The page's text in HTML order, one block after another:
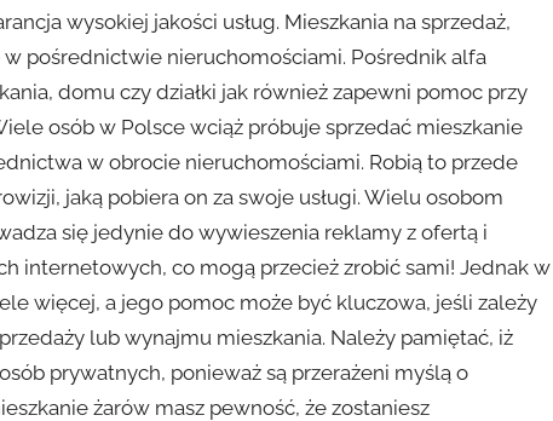
wysokiej jakości usług. Mieszkania na sprzedaż,
pośrednictwie nieruchomościami. Pośrednik alfa
domu czy działki jak również zapewni pomoc przy
osób w Polsce wciąż próbuje sprzedać mieszkanie
w obrocie nieruchomościami. Robią to przede
jaką pobiera on za swoje usługi. Wielu osobom
się jedynie do wywieszenia reklamy z ofertą i
internetowych, co mogą przecież zrobić sami! Jednak w
więcej, a jego pomoc może być kluczowa, jeśli zależy
lub wynajmu mieszkania. Należy pamiętać, iż
prywatnych, ponieważ są przerażeni myślą o
żarów masz pewność, że zostaniesz